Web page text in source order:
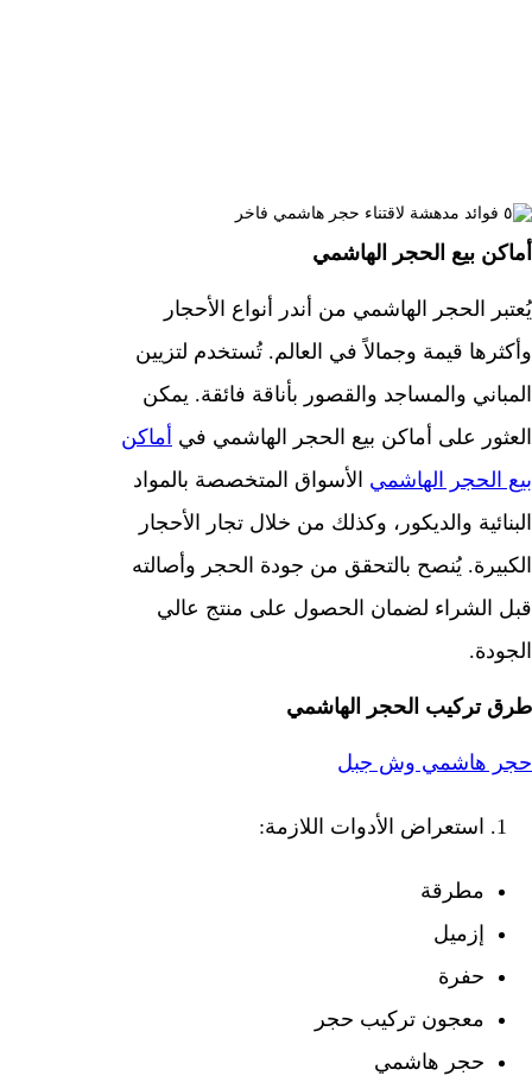
أماكن بيع الحجر الهاشمي
يُعتبر الحجر الهاشمي من أندر أنواع الأحجار
وأكثرها قيمة وجمالاً في العالم. تُستخدم لتزيين
المباني والمساجد والقصور بأناقة فائقة. يمكن
العثور على أماكن بيع الحجر الهاشمي في أماكن
بيع الحجر الهاشمي الأسواق المتخصصة بالمواد
البنائية والديكور، وكذلك من خلال تجار الأحجار
الكبيرة. يُنصح بالتحقق من جودة الحجر وأصالته
قبل الشراء لضمان الحصول على منتج عالي
الجودة.
طرق تركيب الحجر الهاشمي
حجر هاشمي وش جبل
استعراض الأدوات اللازمة:
مطرقة
إزميل
حفرة
معجون تركيب حجر
حجر هاشمي